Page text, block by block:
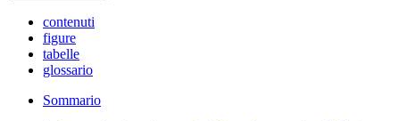
contenuti
figure
tabelle
glossario
Sommario